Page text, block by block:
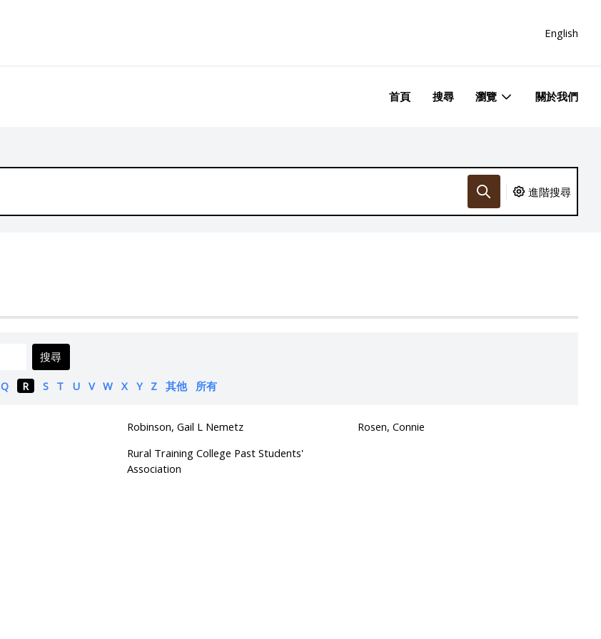
English
首頁 搜尋 瀏覽 關於我們
進階搜尋
搜尋
Q R S T U V W X Y Z 其他 所有
Robinson, Gail L Nemetz
Rosen, Connie
Rural Training College Past Students'
Association